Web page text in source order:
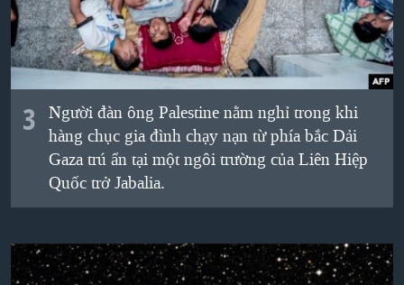
3
Người đàn ông Palestine nằm nghỉ trong khi
hàng chục gia đình chạy nạn từ phía bắc Dải
Gaza trú ẩn tại một ngôi trường của Liên Hiệp
Quốc trở Jabalia.